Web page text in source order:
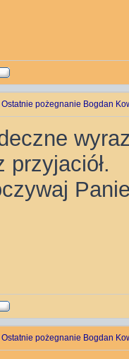
Ostatnie pożegnanie Bogdan
przyjaciół.
Ostatnie pożegnanie Bogdan